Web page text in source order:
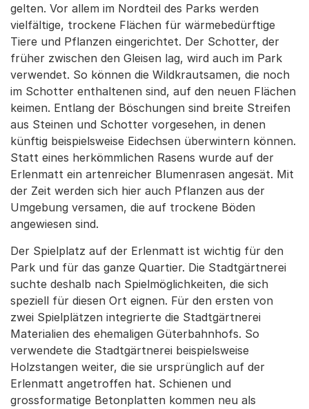
gelten. Vor allem im Nordteil des Parks werden
vielfältige, trockene Flächen für wärmebedürftige
Tiere und Pflanzen eingerichtet. Der Schotter, der
früher zwischen den Gleisen lag, wird auch im Park
verwendet. So können die Wildkrautsamen, die noch
im Schotter enthaltenen sind, auf den neuen Flächen
keimen. Entlang der Böschungen sind breite Streifen
aus Steinen und Schotter vorgesehen, in denen
künftig beispielsweise Eidechsen überwintern können.
Statt eines herkömmlichen Rasens wurde auf der
Erlenmatt ein artenreicher Blumenrasen angesät. Mit
der Zeit werden sich hier auch Pflanzen aus der
Umgebung versamen, die auf trockene Böden
angewiesen sind.
Der Spielplatz auf der Erlenmatt ist wichtig für den
Park und für das ganze Quartier. Die Stadtgärtnerei
suchte deshalb nach Spielmöglichkeiten, die sich
speziell für diesen Ort eignen. Für den ersten von
zwei Spielplätzen integrierte die Stadtgärtnerei
Materialien des ehemaligen Güterbahnhofs. So
verwendete die Stadtgärtnerei beispielsweise
Holzstangen weiter, die sie ursprünglich auf der
Erlenmatt angetroffen hat. Schienen und
grossformatige Betonplatten kommen neu als